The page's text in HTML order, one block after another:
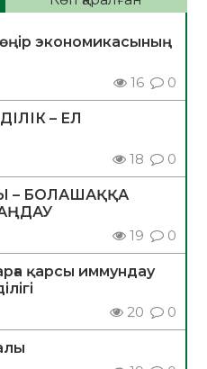
экономикасының
16 0
– ЕЛ
18 0
– БОЛАШАҚҚА
19 0
қарсы иммундау
20 0